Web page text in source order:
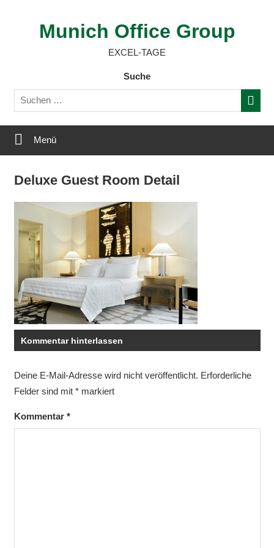
Munich Office Group
EXCEL-TAGE
Suche
Menü
Deluxe Guest Room Detail
Kommentar hinterlassen
Deine E-Mail-Adresse wird nicht veröffentlicht. Erforderliche
Felder sind mit *markiert
Kommentar *